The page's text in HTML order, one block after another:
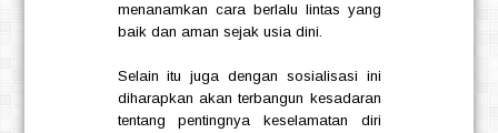
menanamkan cara berlalu lintas yang
baik dan aman sejak usia dini.
Selain itu juga dengan sosialisasi ini
diharapkan akan terbangun kesadaran
tentang pentingnya keselamatan diri